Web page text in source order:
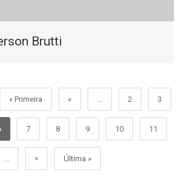
Brutti
« Primeira « ... 2 3
7 8 9 10 11
... » Última »